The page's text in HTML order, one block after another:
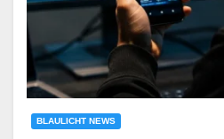
BLAULICHT NEWS